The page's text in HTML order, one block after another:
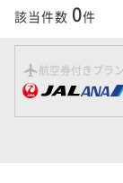
該当件数 0件
航空券付きプラ